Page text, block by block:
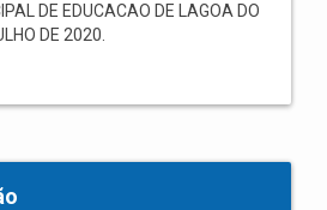
DE EDUCACAO DE LAGOA DO
DE 2020.